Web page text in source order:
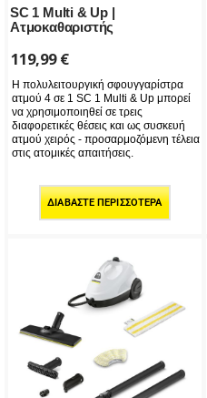
SC 1 Multi & Up |
Ατμοκαθαριστής
119,99€
Η πολυλειτουργική σφουγγαρίστρα
ατμού 4 σε 1 SC 1 Multi & Up μπορεί
να χρησιμοποιηθεί σε τρεις
διαφορετικές θέσεις και ως συσκευή
ατμού χειρός - προσαρμοζόμενη τέλεια
στις ατομικές απαιτήσεις.
ΔΙΑΒΆΣΤΕ ΠΕΡΙΣΣΌΤΕΡΑ